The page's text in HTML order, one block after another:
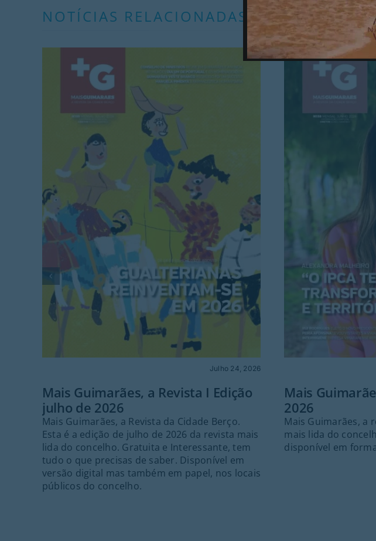
NOTÍCIAS RELACIONADAS
Julho 24, 2026
Mais Guimarães, a Revista I Edição
julho de 2026
Mais Guimarães, a Revista da Cidade Berço.
Esta é a edição de julho de 2026 da revista mais
lida do concelho. Gratuita e Interessante, tem
tudo o que precisas de saber. Disponível em
versão digital mas também em papel, nos locais
públicos do concelho.
Mais
2026
Mais Guimarães, a
mais lida do
disponível em